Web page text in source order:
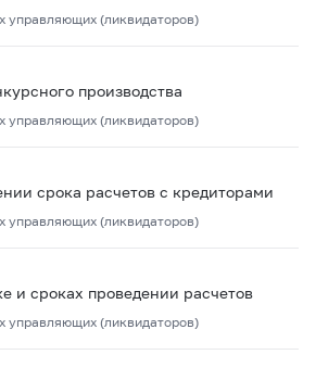
управляющих (ликвидаторов)
производства
управляющих (ликвидаторов)
срока расчетов с кредиторами
управляющих (ликвидаторов)
и сроках проведении расчетов
управляющих (ликвидаторов)